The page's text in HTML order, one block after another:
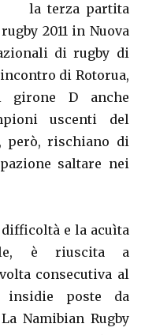
la terza partita
2011 in Nuova
di rugby di
di Rotorua,
girone D anche
uscenti del
però, rischiano di
saltare nei
e la acuìta
è riuscita a
consecutiva al
insidie poste da
Namibian Rugby